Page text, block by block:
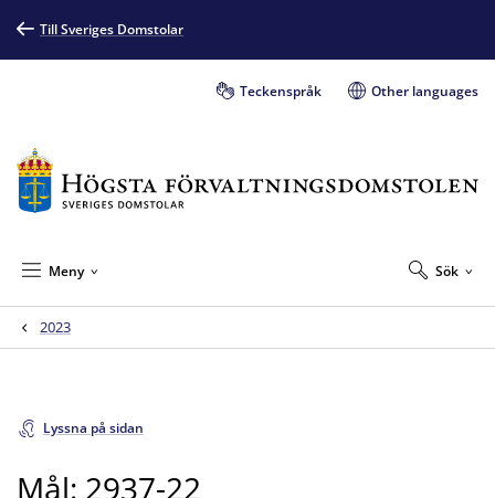
Till Sveriges Domstolar
Teckenspråk Other languages
Sök
Meny
2023
Lyssna på sidan
Mål: 2937-22